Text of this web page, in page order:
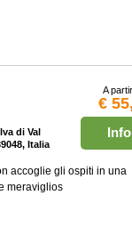
A
€
Info
di Val
Italia
accoglie gli ospiti in una
meraviglios